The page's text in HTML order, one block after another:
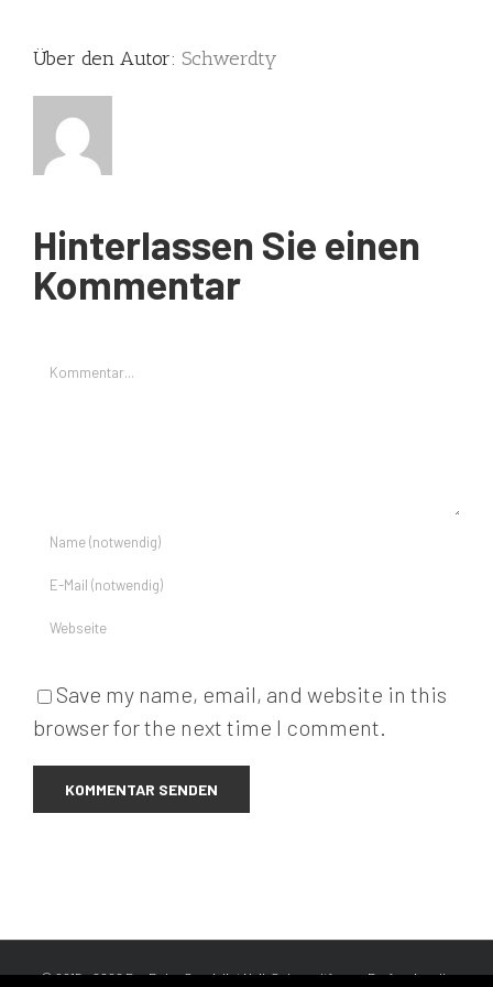
Über den Autor: Schwerdty
Hinterlassen Sie einen
Kommentar
Kommentar
Save my name, email, and website in this
browser for the next time I comment.
© 2015 - 2026 Der Rohr-Spezialist Maik Schwerdtfeger -Professionelle